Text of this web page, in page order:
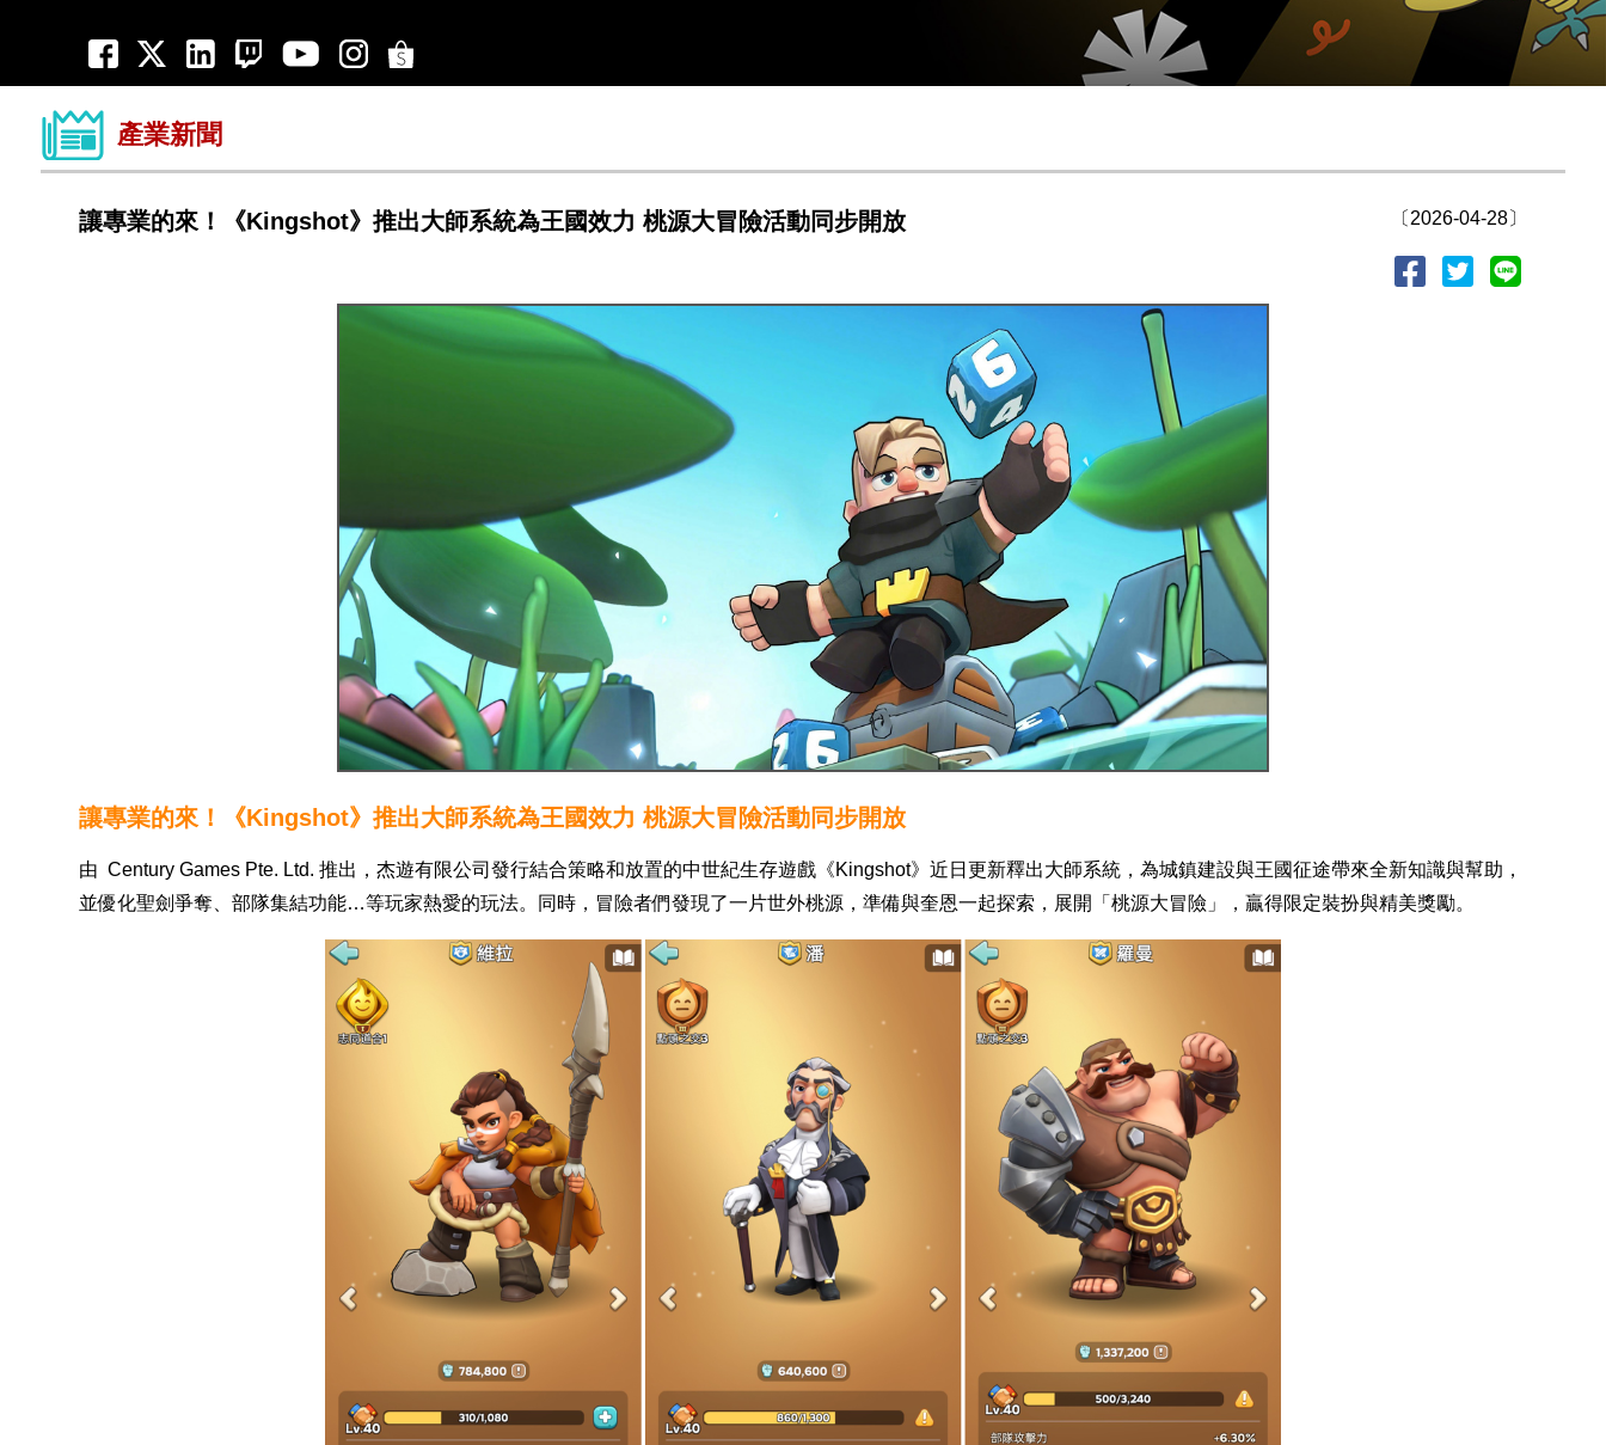
產業新聞
讓專業的來！《Kingshot》推出大師系統為王國效力 桃源大冒險活動同步開放 〔2026-04-28〕
讓專業的來！《Kingshot》推出大師系統為王國效力 桃源大冒險活動同步開放
由 Century Games Pte. Ltd. 推出，杰遊有限公司發行結合策略和放置的中世紀生存遊戲《Kingshot》近日更新釋出大師系統，為城鎮建設與王國征途帶來全新知識與幫助，
並優化聖劍爭奪、部隊集結功能…等玩家熱愛的玩法。同時，冒險者們發現了一片世外桃源，準備與奎恩一起探索，展開「桃源大冒險」，贏得限定裝扮與精美獎勵。